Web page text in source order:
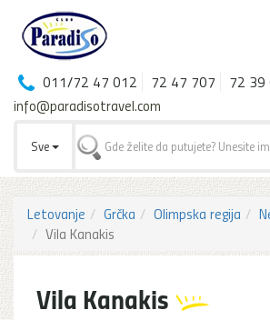
011/72 47 012 72 47 707
72 39
info@paradisotravel.com
Sve
Letovanje Grčka Olimpska regija
Vila Kanakis
Vila Kanakis